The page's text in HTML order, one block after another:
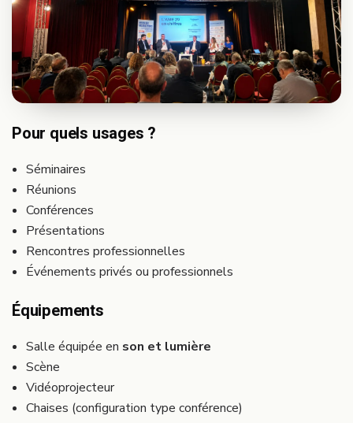
Pour quels usages ?
Séminaires
Réunions
Conférences
Présentations
Rencontres professionnelles
Événements privés ou professionnels
Équipements
Salle équipée en son et lumière
Scène
Vidéoprojecteur
Chaises (configuration type conférence)